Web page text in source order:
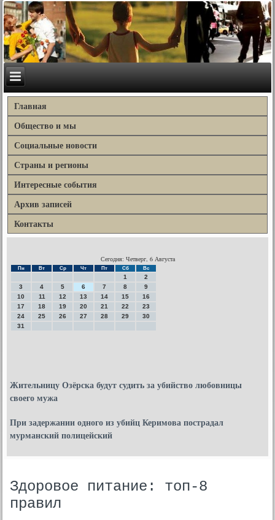
Главная
Общество и мы
Социальные новости
Страны и регионы
Интересные события
Архив записей
Контакты
Сегодня: Четверг, 6 Августа
Пн Вт Ср Чт Пт Сб Вс
1
2
3
4 5 6 7 8
9
10
11 12 13 14 15
16
17
18 19 20 21 22
23
24
25 26 27 28 29
30
31
Жительницу Озёрска будут судить за убийство любовницы
своего мужа
При задержании одного из убийц Керимова пострадал
мурманский полицейский
Здоровое питание: топ-8
правил